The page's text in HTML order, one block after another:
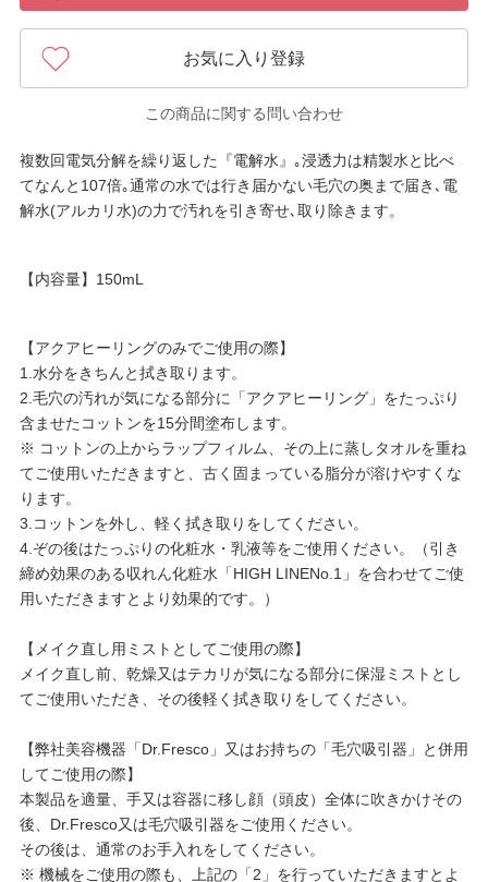
お気に入り登録
この商品に関する問い合わせ
複数回電気分解を繰り返した『電解水』｡浸透力は精製水と比べ
てなんと107倍｡通常の水では行き届かない毛穴の奥まで届き､電
解水(アルカリ水)の力で汚れを引き寄せ､取り除きます。
【内容量】150mL
【アクアヒーリングのみでご使用の際】
1.水分をきちんと拭き取ります。
2.毛穴の汚れが気になる部分に「アクアヒーリング」をたっぷり
含ませたコットンを15分間塗布します。
※ コットンの上からラップフィルム、その上に蒸しタオルを重ね
てご使用いただきますと、古く固まっている脂分が溶けやすくな
ります。
3.コットンを外し、軽く拭き取りをしてください。
4.ぞの後はたっぷりの化粧水・乳液等をご使用ください。（引き
締め効果のある収れん化粧水「HIGH LINENo.1」を合わせてご使
用いただきますとより効果的です。）
【メイク直し用ミストとしてご使用の際】
メイク直し前、乾燥又はテカリが気になる部分に保湿ミストとし
てご使用いただき、その後軽く拭き取りをしてください。
【弊社美容機器「Dr.Fresco」又はお持ちの「毛穴吸引器」と併用
してご使用の際】
本製品を適量、手又は容器に移し顔（頭皮）全体に吹きかけその
後、Dr.Fresco又は毛穴吸引器をご使用ください。
その後は、通常のお手入れをしてください。
※ 機械をご使用の際も、上記の「2」を行っていただきますとよ